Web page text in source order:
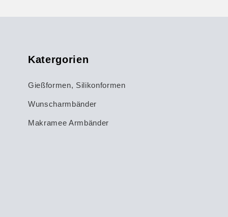
Katergorien
Gießformen, Silikonformen
Wunscharmbänder
Makramee Armbänder